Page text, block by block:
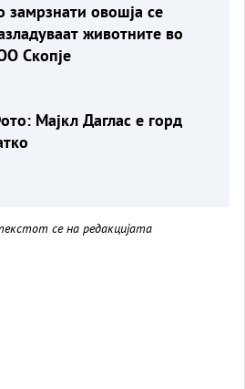
замрзнати овошја се
животните во
Скопје
Мајкл Даглас е горд
се на редакцијата